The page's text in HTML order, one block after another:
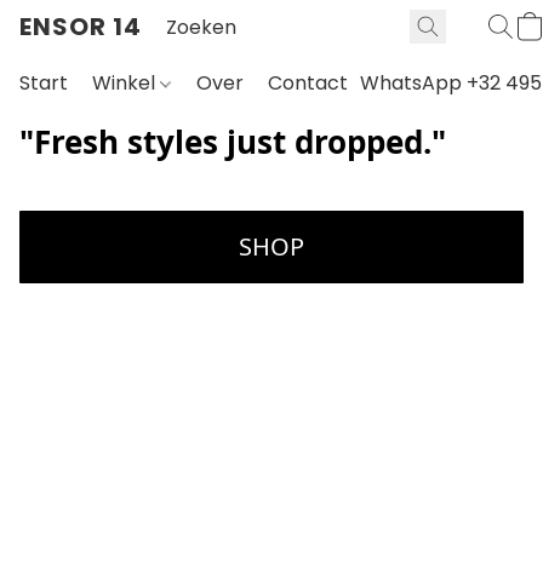
ENSOR 14
Start Winkel Over Contact WhatsApp +32 495
"Fresh styles just dropped."
SHOP